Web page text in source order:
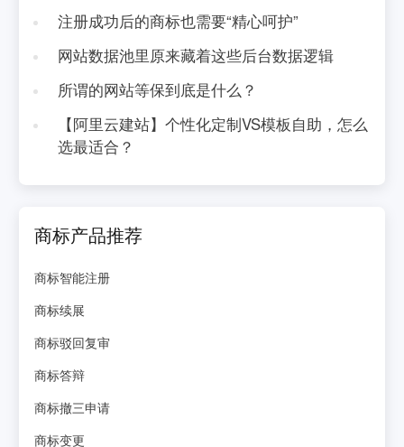
注册成功后的商标也需要“精心呵护”
网站数据池里原来藏着这些后台数据逻辑
所谓的网站等保到底是什么？
【阿里云建站】个性化定制VS模板自助，怎么
选最适合？
商标产品推荐
商标智能注册
商标续展
商标驳回复审
商标答辩
商标撤三申请
商标变更